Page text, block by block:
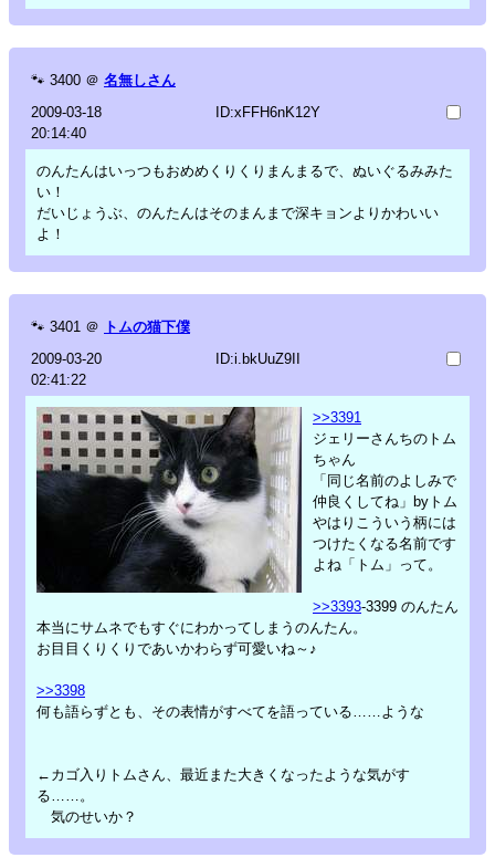
🐾 3400 ＠ 名無しさん
2009-03-18
20:14:40
ID:xFFH6nK12Y
のんたんはいっつもおめめくりくりまんまるで、ぬいぐるみみた
い！
だいじょうぶ、のんたんはそのまんまで深キョンよりかわいい
よ！
🐾 3401 ＠ トムの猫下僕
2009-03-20
02:41:22
ID:i.bkUuZ9II
>>3391
ジェリーさんちのトム
ちゃん
「同じ名前のよしみで
仲良くしてね」byトム
やはりこういう柄には
つけたくなる名前です
よね「トム」って。
>>3393-3399 のんたん
本当にサムネでもすぐにわかってしまうのんたん。
お目目くりくりであいかわらず可愛いね～♪
>>3398
何も語らずとも、その表情がすべてを語っている……ような
←カゴ入りトムさん、最近また大きくなったような気がす
る……。
気のせいか？